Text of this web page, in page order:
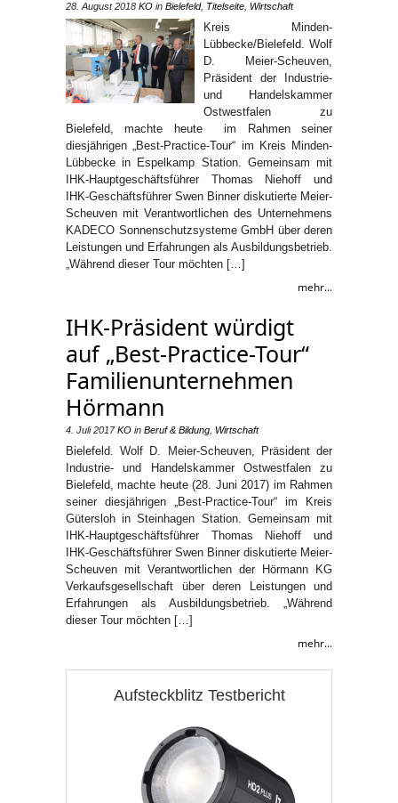
28. August 2018 KO in Bielefeld, Titelseite Wirtschaft
Kreis Minden-
Lübbecke/Bielefeld. Wolf
D. Meier-Scheuven,
Präsident der Industrie-
und Handelskammer
Ostwestfalen zu
Bielefeld, machte heute im Rahmen seiner
diesjährigen „Best-Practice-Tour“ im Kreis Minden-
Lübbecke in Espelkamp Station. Gemeinsam mit
IHK-Hauptgeschäftsführer Thomas Niehoff und
IHK-Geschäftsführer Swen Binner diskutierte Meier-
Scheuven mit Verantwortlichen des Unternehmens
KADECO Sonnenschutzsysteme GmbH über deren
Leistungen und Erfahrungen als Ausbildungsbetrieb.
„Während dieser Tour möchten […]
mehr...
IHK-Präsident würdigt
auf „Best-Practice-Tour“
Familienunternehmen
Hörmann
4. Juli 2017 KO in Beruf & Bildung Wirtschaft
Bielefeld. Wolf D. Meier-Scheuven, Präsident der
Industrie- und Handelskammer Ostwestfalen zu
Bielefeld, machte heute (28. Juni 2017) im Rahmen
seiner diesjährigen „Best-Practice-Tour“ im Kreis
Gütersloh in Steinhagen Station. Gemeinsam mit
IHK-Hauptgeschäftsführer Thomas Niehoff und
IHK-Geschäftsführer Swen Binner diskutierte Meier-
Scheuven mit Verantwortlichen der Hörmann KG
Verkaufsgesellschaft über deren Leistungen und
Erfahrungen als Ausbildungsbetrieb. „Während
dieser Tour möchten […]
mehr...
Aufsteckblitz Testbericht